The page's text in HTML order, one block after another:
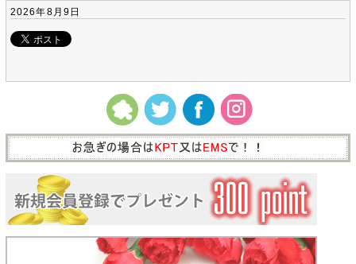
2026年8月9日